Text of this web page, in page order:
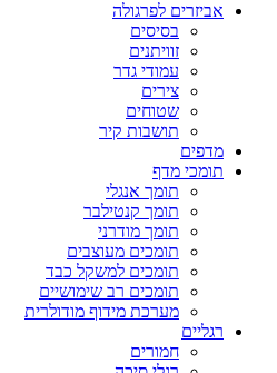
אביזרים לפרגולה
בסיסים
זוויתנים
עמודי גדר
צירים
שטוחים
תושבות קיר
מדפים
תומכי מדף
תומך אנגלי
תומך קנטילבר
תומך מודרני
תומכים מעוצבים
תומכים למשקל כבד
תומכים רב שימושיים
מערכת מידוף מודולרית
רגליים
חמורים